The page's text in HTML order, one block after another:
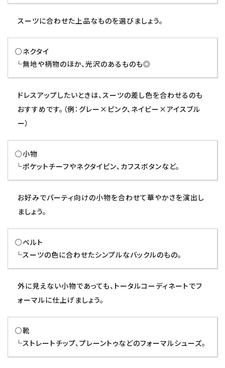
スーツに合わせた上品なものを選びましょう。
○ネクタイ
└無地や柄物のほか、光沢のあるものも◎
ドレスアップしたいときは、スーツの差し色を合わせるのも
おすすめです。（例：グレー×ピンク、ネイビー×アイスブル
ー）
○小物
└ポケットチーフやネクタイピン、カフスボタンなど。
お好みでパーティ向けの小物を合わせて華やかさを演出し
ましょう。
○ベルト
└スーツの色に合わせたシンプルなバックルのもの。
外に見えない小物であっても、トータルコーディネートでフ
ォーマルに仕上げましょう。
○靴
└ストレートチップ、プレーントゥなどのフォーマルシューズ。